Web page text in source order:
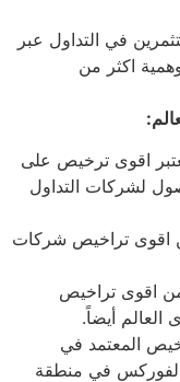
في التداول عبر
اكثر من
اقوى ترخيص على
لشركات التداول
اقوى تراخيص شركات
اقوى تراخيص
أيضاً.
المعتمد في
الفوركس في منطقة